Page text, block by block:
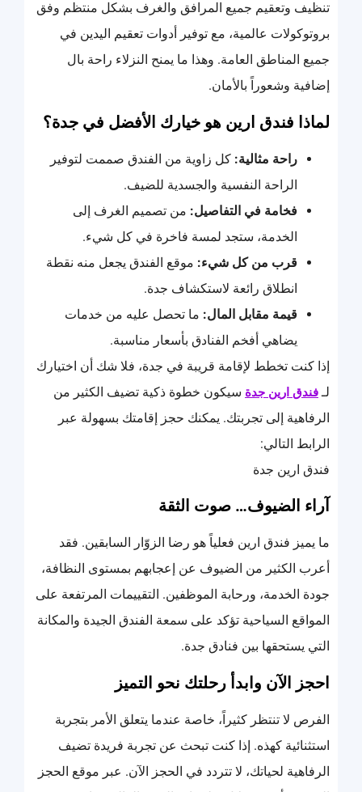
تنظيف وتعقيم جميع المرافق والغرف بشكل منتظم وفق
بروتوكولات عالمية، مع توفير أدوات تعقيم اليدين في
جميع المناطق العامة. وهذا ما يمنح النزلاء راحة بال
إضافية وشعوراً بالأمان.
لماذا فندق ارين هو خيارك الأفضل في جدة؟
راحة مثالية: كل زاوية من الفندق صممت لتوفير
الراحة النفسية والجسدية للضيف.
فخامة في التفاصيل: من تصميم الغرف إلى
الخدمة، ستجد لمسة فاخرة في كل شيء.
قرب من كل شيء: موقع الفندق يجعل منه نقطة
انطلاق رائعة لاستكشاف جدة.
قيمة مقابل المال: ما تحصل عليه من خدمات
يضاهي أفخم الفنادق بأسعار مناسبة.
إذا كنت تخطط لإقامة قريبة في جدة، فلا شك أن اختيارك
لـ فندق ارين جدة سيكون خطوة ذكية تضيف الكثير من
الرفاهية إلى تجربتك. يمكنك حجز إقامتك بسهولة عبر
الرابط التالي:
فندق ارين جدة
آراء الضيوف… صوت الثقة
ما يميز فندق ارين فعلياً هو رضا الزوّار السابقين. فقد
أعرب الكثير من الضيوف عن إعجابهم بمستوى النظافة،
جودة الخدمة، ورحابة الموظفين. التقييمات المرتفعة على
المواقع السياحية تؤكد على سمعة الفندق الجيدة والمكانة
التي يستحقها بين فنادق جدة.
احجز الآن وابدأ رحلتك نحو التميز
الفرص لا تنتظر كثيراً، خاصة عندما يتعلق الأمر بتجربة
استثنائية كهذه. إذا كنت تبحث عن تجربة فريدة تضيف
الرفاهية لحياتك، لا تتردد في الحجز الآن. عبر موقع الحجز